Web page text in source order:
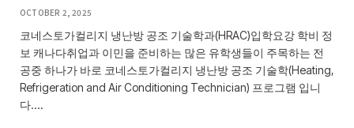
OCTOBER 2, 2025
코네스토가컬리지 냉난방 공조 기술학과(HRAC)입학요강 학비 정
보 캐나다취업과 이민을 준비하는 많은 유학생들이 주목하는 전
공중 하나가 바로 코네스토가컬리지 냉난방 공조 기술학(Heating,
Refrigeration and Air Conditioning Technician) 프로그램 입니
다.…